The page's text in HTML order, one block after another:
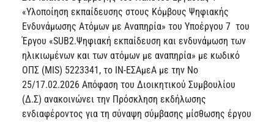
«Υλοποίηση εκπαίδευσης στους Κόμβους Ψηφιακής
Ενδυνάμωσης Ατόμων με Αναπηρία» του Υποέργου 7 του
Έργου «SUB2.Ψηφιακή εκπαίδευση και ενδυνάμωση των
ηλικιωμένων και των ατόμων με αναπηρία» με κωδικό
ΟΠΣ (MIS) 5223341, το ΙΝ-ΕΣΑμεΑ με την Νο
25/17.02.2026 Απόφαση του Διοικητικού Συμβουλίου
(Δ.Σ) ανακοινώνει την Πρόσκληση εκδήλωσης
ενδιαφέροντος για τη σύναψη σύμβασης μίσθωσης έργου